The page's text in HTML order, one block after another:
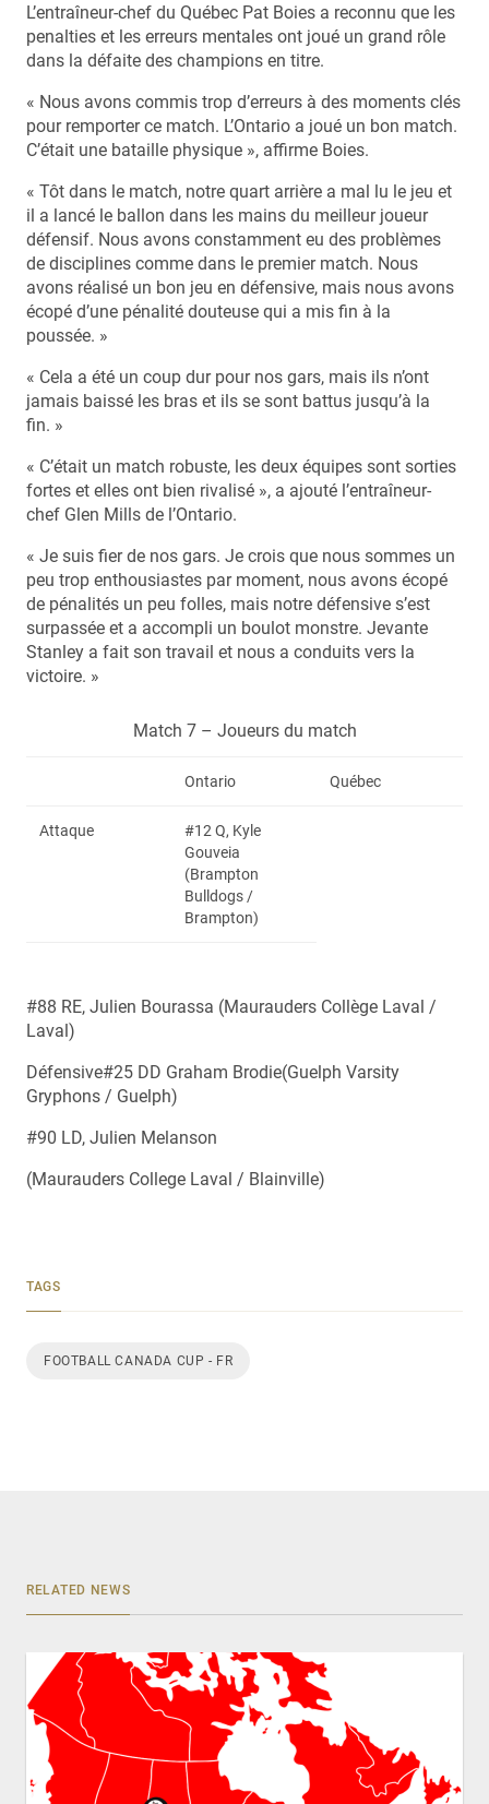
L’entraîneur-chef du Québec Pat Boies a reconnu que les
penalties et les erreurs mentales ont joué un grand rôle
dans la défaite des champions en titre.
« Nous avons commis trop d’erreurs à des moments clés
pour remporter ce match. L’Ontario a joué un bon match.
C’était une bataille physique », affirme Boies.
« Tôt dans le match, notre quart arrière a mal lu le jeu et
il a lancé le ballon dans les mains du meilleur joueur
défensif. Nous avons constamment eu des problèmes
de disciplines comme dans le premier match. Nous
avons réalisé un bon jeu en défensive, mais nous avons
écopé d’une pénalité douteuse qui a mis fin à la
poussée. »
« Cela a été un coup dur pour nos gars, mais ils n’ont
jamais baissé les bras et ils se sont battus jusqu’à la
fin. »
« C’était un match robuste, les deux équipes sont sorties
fortes et elles ont bien rivalisé », a ajouté l’entraîneur-
chef Glen Mills de l’Ontario.
« Je suis fier de nos gars. Je crois que nous sommes un
peu trop enthousiastes par moment, nous avons écopé
de pénalités un peu folles, mais notre défensive s’est
surpassée et a accompli un boulot monstre. Jevante
Stanley a fait son travail et nous a conduits vers la
victoire. »
Match 7 – Joueurs du match
Ontario Québec
Attaque
#12 Q, Kyle
Gouveia
(Brampton
Bulldogs /
Brampton)
#88 RE, Julien Bourassa (Maurauders Collège Laval /
Laval)
Défensive#25 DD Graham Brodie(Guelph Varsity
Gryphons / Guelph)
#90 LD, Julien Melanson
(Maurauders College Laval / Blainville)
TAGS
FOOTBALL CANADA CUP - FR
RELATED NEWS